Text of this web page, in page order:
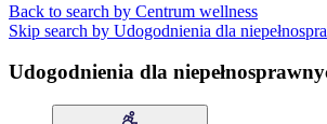
Back to search by Centrum wellness
Skip search by Udogodnienia dla
Udogodnienia dla